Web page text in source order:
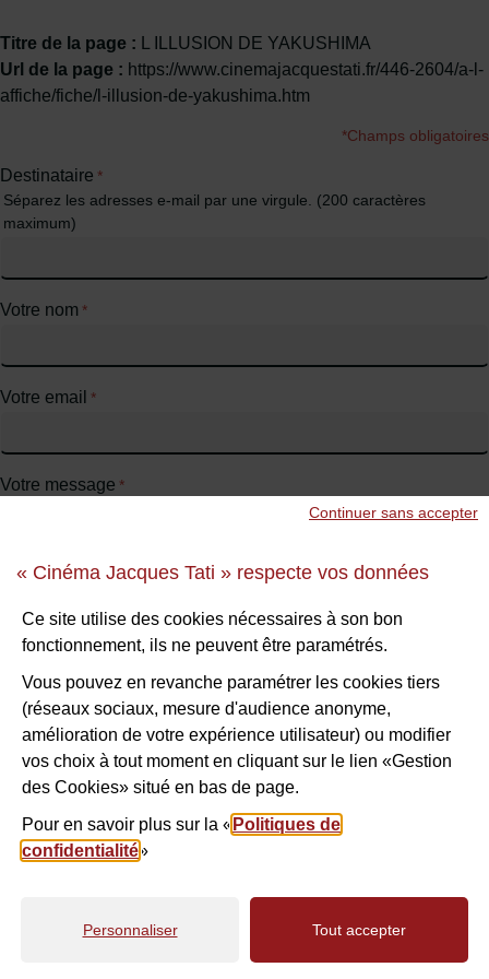
« Cinéma Jacques Tati » respecte vos données
Ce site utilise des cookies nécessaires à son bon
fonctionnement, ils ne peuvent être paramétrés.
Vous pouvez en revanche paramétrer les cookies tiers
(réseaux sociaux, mesure d'audience anonyme,
amélioration de votre expérience utilisateur) ou modifier
vos choix à tout moment en cliquant sur le lien «Gestion
des Cookies» situé en bas de page.
Pour en savoir plus sur la « Politiques de
confidentialité»
Personnaliser
Continuer sans accepter
Tout accepter
Titre de la page : L ILLUSION DE YAKUSHIMA
Url de la page : https://www.cinemajacquestati.fr/446-2604/a-l-
affiche/fiche/l-illusion-de-yakushima.htm
*Champs obligatoires
Destinataire *
Séparez les adresses e-mail par une virgule. (200 caractères
maximum)
Votre nom *
Votre email *
Votre message *
Sécurité anti-robot*
À des fins de sécurité, veuillez sélectionner les3 derniers
caractèresde la série.
G G Z R U D E
A
VALIDER